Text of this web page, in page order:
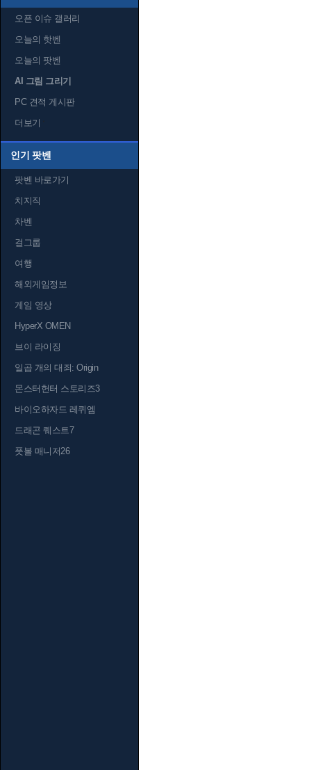
오픈 이슈 갤러리
오늘의 핫벤
오늘의 팟벤
AI 그림 그리기
PC 견적 게시판
더보기
인기 팟벤
팟벤 바로가기
치지직
차벤
걸그룹
여행
해외게임정보
게임 영상
HyperX OMEN
브이 라이징
일곱 개의 대죄: Origin
몬스터헌터 스토리즈3
바이오하자드 레퀴엠
드래곤 퀘스트7
풋볼 매니저26